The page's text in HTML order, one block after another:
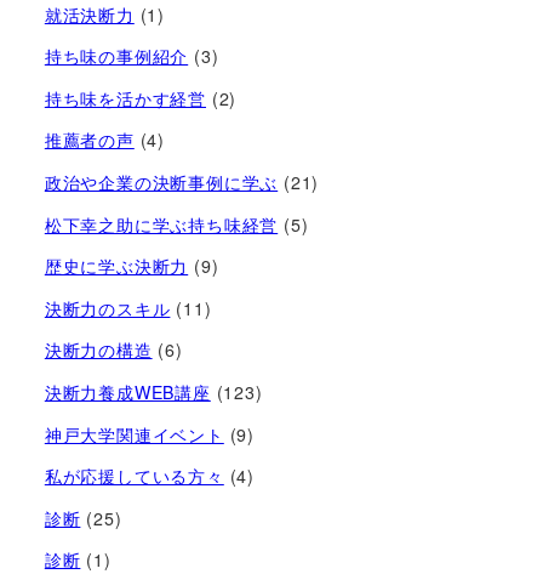
就活決断力 (1)
持ち味の事例紹介 (3)
持ち味を活かす経営​ (2)
推薦者の声 (4)
政治や企業の決断事例に学ぶ (21)
松下幸之助に学ぶ持ち味経営 (5)
歴史に学ぶ決断力 (9)
決断力のスキル (11)
決断力の構造 (6)
決断力養成WEB講座 (123)
神戸大学関連イベント (9)
私が応援している方々 (4)
診断 (25)
診断 (1)